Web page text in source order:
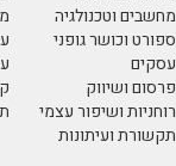
מחשבים וטכנולגיה
ספורט וכושר גופני
עסקים
פרסום ושיווק
רוחניות ושיפור עצמי
תקשורת ועיתונות